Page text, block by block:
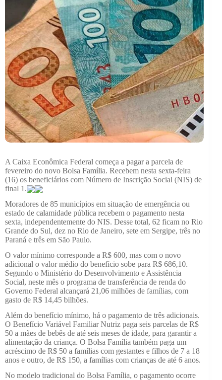
A Caixa Econômica Federal começa a pagar a parcela de
fevereiro do novo Bolsa Família. Recebem nesta sexta-feira
(16) os beneficiários com Número de Inscrição Social (NIS) de
final 1.
Moradores de 85 municípios em situação de emergência ou
estado de calamidade pública recebem o pagamento nesta
sexta, independentemente do NIS. Desse total, 62 ficam no Rio
Grande do Sul, dez no Rio de Janeiro, sete em Sergipe, três no
Paraná e três em São Paulo.
O valor mínimo corresponde a R$ 600, mas com o novo
adicional o valor médio do benefício sobe para R$ 686,10.
Segundo o Ministério do Desenvolvimento e Assistência
Social, neste mês o programa de transferência de renda do
Governo Federal alcançará 21,06 milhões de famílias, com
gasto de R$ 14,45 bilhões.
Além do benefício mínimo, há o pagamento de três adicionais.
O Benefício Variável Familiar Nutriz paga seis parcelas de R$
50 a mães de bebês de até seis meses de idade, para garantir a
alimentação da criança. O Bolsa Família também paga um
acréscimo de R$ 50 a famílias com gestantes e filhos de 7 a 18
anos e outro, de R$ 150, a famílias com crianças de até 6 anos.
No modelo tradicional do Bolsa Família, o pagamento ocorre